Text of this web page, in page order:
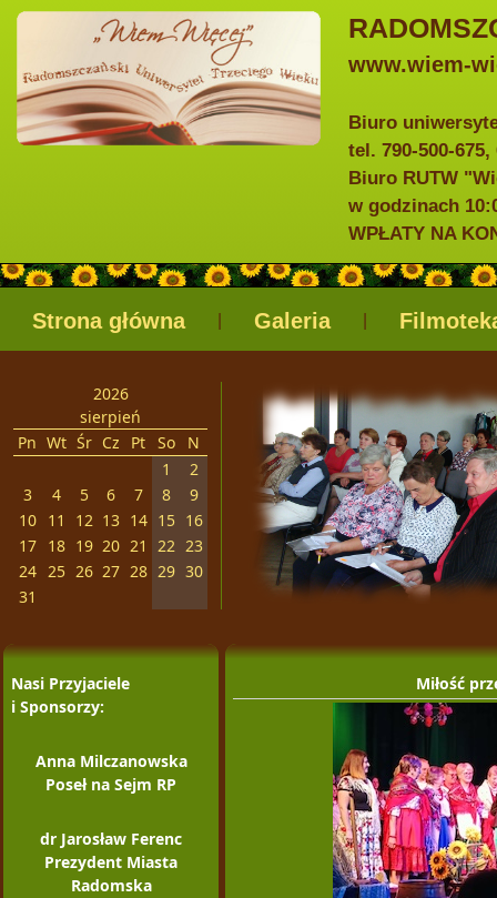
www.wiem-
Biuro
tel. 790-500-675,
Biuro RUTW
w godzinach
WPŁATY NA
Strona główna Galeria
2026
sierpień
Pn Wt Śr Cz Pt So
N
1
2
3
4 5 6 7 8
9
10
11 12 13 14 15 16
17
18 19 20 21 22 23
24
25 26 27 28 29 30
31
Nasi Przyjaciele
i Sponsorzy:
Anna Milczanowska
Poseł na Sejm RP
dr Jarosław Ferenc
Prezydent Miasta
Radomska
Miłość